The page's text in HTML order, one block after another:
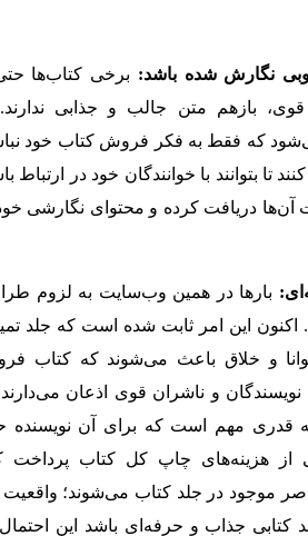
برخی کتاب‌ها
بازهم متن جالب و جذابی
که فقط به فکر فروش کتاب خود
تا بتوانند با خوانندگان خود در ارتباط
آن‌ها دریافت کرده و محتوای نگارشی
بارها در همین وب‌سایت به لزوم
اکنون این امر ثابت شده است که جلد
و خلاق باعث می‌شوند که کتاب
نویسندگان و ناشران قوی اذعان
قدری مهم است که برای آن نویسنده
از هزینه‌های چاپ کل کتاب پرداخت
موجود در جلد کتاب می‌شوند؛ واقعیت
کتابی جذاب و حرفه‌ای باشد این